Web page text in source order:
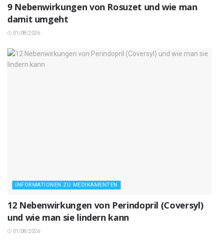
9 Nebenwirkungen von Rosuzet und wie man
damit umgeht
01/08/2026
INFORMATIONEN ZU MEDIKAMENTEN
12 Nebenwirkungen von Perindopril (Coversyl)
und wie man sie lindern kann
01/08/2026